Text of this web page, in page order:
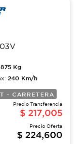
875 Kg
240 Km/h
- CARRETERA
Precio Transferencia
$ 217,005
Precio Oferta
$ 224,600